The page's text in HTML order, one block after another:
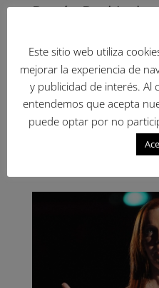
Renée Raskind
Nacida en Nueva York,
militar y médica
mundial en los años ’70,
Estados Unidos de 1976
Estados Unidos (USTA)
cromosomas a todes les
Este sitio web utiliza
mejorar la experiencia de
y publicidad de interés. Al
entendemos que acepta
puede optar por no